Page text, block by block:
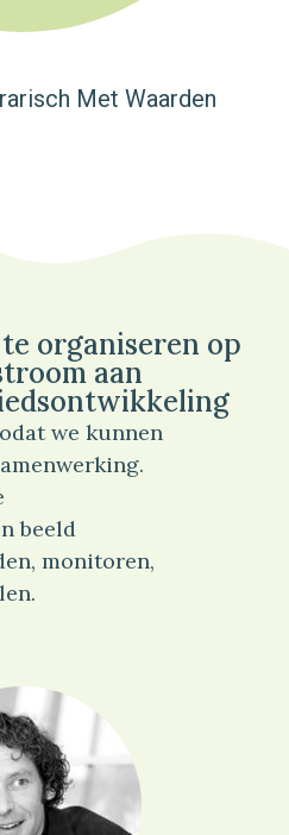
Met Waarden
organiseren op
aan
we kunnen
beeld
monitoren,